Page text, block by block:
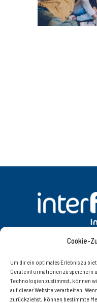
Cookie-
Um dir ein optimales Erlebnis zu
Geräteinformationen zu speichern
Technologien zustimmst, können
auf dieser Website verarbeiten.
zurückziehst, können bestimmte
KONTAKT